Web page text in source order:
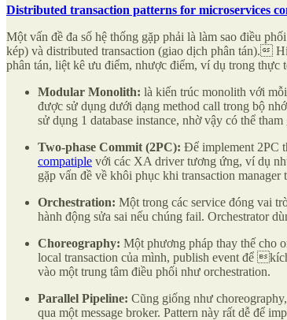
Distributed transaction patterns for microservices
Một vấn đề đa số hệ thống gặp phải là làm sao điều
kép) và distributed transaction (giao dịch phân tán).
phân tán, liệt kê ưu điểm, nhược điểm, ví dụ trong thực
Modular Monolith: là kiến trúc monolith với mỗi
được sử dụng dưới dạng method call trong bộ
sử dụng 1 database instance, nhờ vậy có thể
Two-phase Commit (2PC): Để implement 2PC
compatiple với các XA driver tương ứng, ví dụ
gặp vấn đề về khôi phục khi transaction manager
Orchestration: Một trong các service đóng vai
hành động sửa sai nếu chúng fail. Orchestrator
Choreography: Một phương pháp thay thế cho
local transaction của mình, publish event để
vào một trung tâm điều phối như orchestration.
Parallel Pipeline: Cũng giống như
qua một message broker. Pattern này rất dễ để